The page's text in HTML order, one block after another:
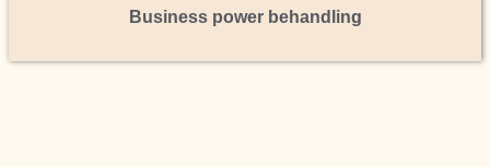
Business power behandling